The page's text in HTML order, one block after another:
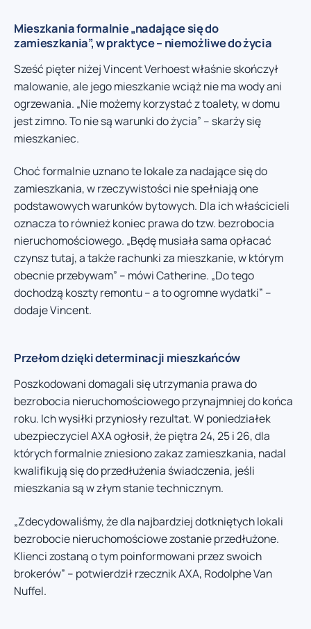
Mieszkania formalnie „nadające się do
zamieszkania”, w praktyce – niemożliwe do życia
Sześć pięter niżej Vincent Verhoest właśnie skończył
malowanie, ale jego mieszkanie wciąż nie ma wody ani
ogrzewania. „Nie możemy korzystać z toalety, w domu
jest zimno. To nie są warunki do życia” – skarży się
mieszkaniec.
Choć formalnie uznano te lokale za nadające się do
zamieszkania, w rzeczywistości nie spełniają one
podstawowych warunków bytowych. Dla ich właścicieli
oznacza to również koniec prawa do tzw. bezrobocia
nieruchomościowego. „Będę musiała sama opłacać
czynsz tutaj, a także rachunki za mieszkanie, w którym
obecnie przebywam” – mówi Catherine. „Do tego
dochodzą koszty remontu – a to ogromne wydatki” –
dodaje Vincent.
Przełom dzięki determinacji mieszkańców
Poszkodowani domagali się utrzymania prawa do
bezrobocia nieruchomościowego przynajmniej do końca
roku. Ich wysiłki przyniosły rezultat. W poniedziałek
ubezpieczyciel AXA ogłosił, że piętra 24, 25 i 26, dla
których formalnie zniesiono zakaz zamieszkania, nadal
kwalifikują się do przedłużenia świadczenia, jeśli
mieszkania są w złym stanie technicznym.
„Zdecydowaliśmy, że dla najbardziej dotkniętych lokali
bezrobocie nieruchomościowe zostanie przedłużone.
Klienci zostaną o tym poinformowani przez swoich
brokerów” – potwierdził rzecznik AXA, Rodolphe Van
Nuffel.